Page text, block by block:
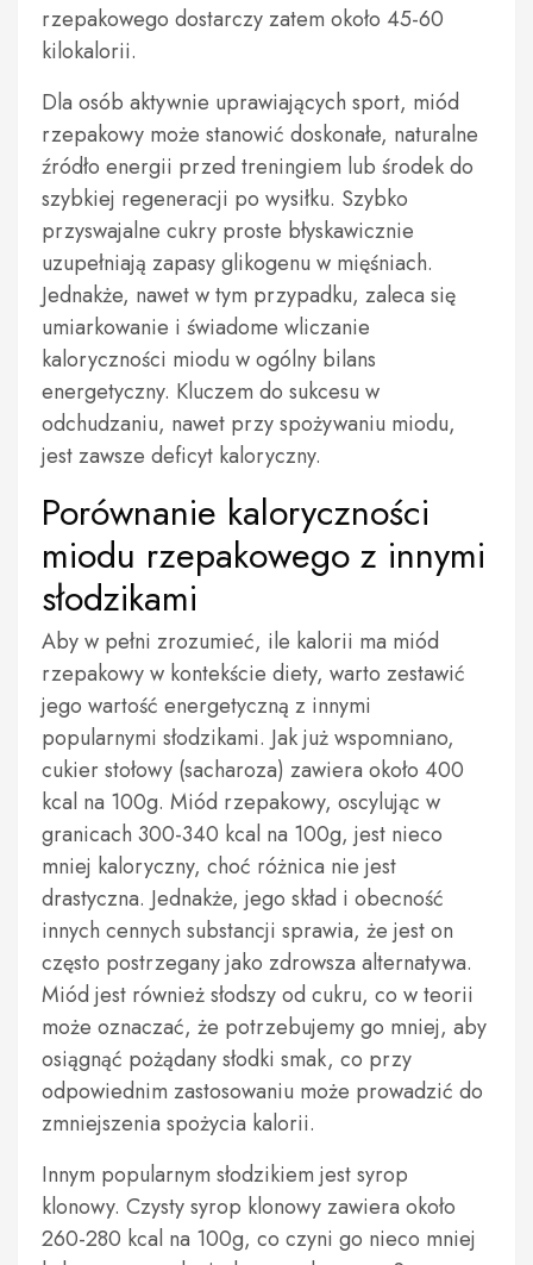
rzepakowego dostarczy zatem około 45-60
kilokalorii.
Dla osób aktywnie uprawiających sport, miód
rzepakowy może stanowić doskonałe, naturalne
źródło energii przed treningiem lub środek do
szybkiej regeneracji po wysiłku. Szybko
przyswajalne cukry proste błyskawicznie
uzupełniają zapasy glikogenu w mięśniach.
Jednakże, nawet w tym przypadku, zaleca się
umiarkowanie i świadome wliczanie
kaloryczności miodu w ogólny bilans
energetyczny. Kluczem do sukcesu w
odchudzaniu, nawet przy spożywaniu miodu,
jest zawsze deficyt kaloryczny.
Porównanie kaloryczności
miodu rzepakowego z innymi
słodzikami
Aby w pełni zrozumieć, ile kalorii ma miód
rzepakowy w kontekście diety, warto zestawić
jego wartość energetyczną z innymi
popularnymi słodzikami. Jak już wspomniano,
cukier stołowy (sacharoza) zawiera około 400
kcal na 100g. Miód rzepakowy, oscylując w
granicach 300-340 kcal na 100g, jest nieco
mniej kaloryczny, choć różnica nie jest
drastyczna. Jednakże, jego skład i obecność
innych cennych substancji sprawia, że jest on
często postrzegany jako zdrowsza alternatywa.
Miód jest również słodszy od cukru, co w teorii
może oznaczać, że potrzebujemy go mniej, aby
osiągnąć pożądany słodki smak, co przy
odpowiednim zastosowaniu może prowadzić do
zmniejszenia spożycia kalorii.
Innym popularnym słodzikiem jest syrop
klonowy. Czysty syrop klonowy zawiera około
260-280 kcal na 100g, co czyni go nieco mniej